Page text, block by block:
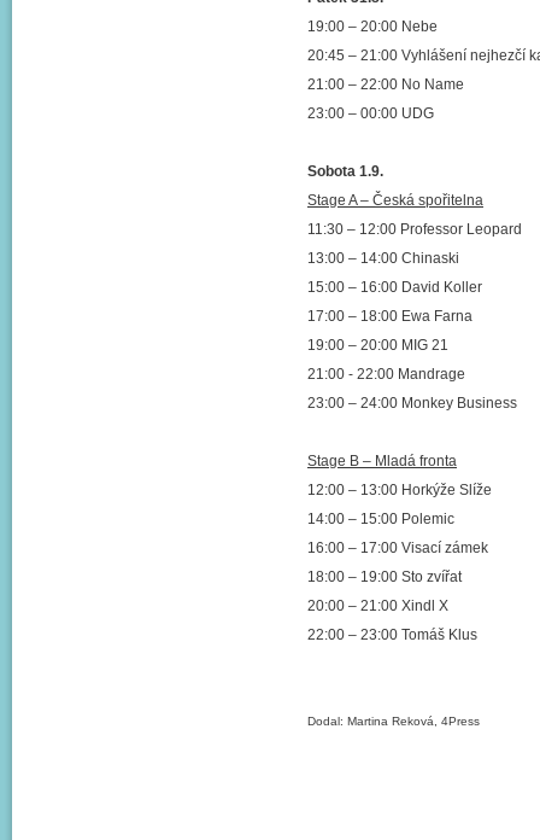
19:00 – 20:00 Nebe
20:45 – 21:00 Vyhlášení nejhezčí
21:00 – 22:00 No Name
23:00 – 00:00 UDG
Sobota 1.9.
Stage A – Česká spořitelna
11:30 – 12:00 Professor Leopard
13:00 – 14:00 Chinaski
15:00 – 16:00 David Koller
17:00 – 18:00 Ewa Farna
19:00 – 20:00 MIG 21
21:00 - 22:00 Mandrage
23:00 – 24:00 Monkey Business
Stage B – Mladá fronta
12:00 – 13:00 Horkýže Slíže
14:00 – 15:00 Polemic
16:00 – 17:00 Visací zámek
18:00 – 19:00 Sto zvířat
20:00 – 21:00 Xindl X
22:00 – 23:00 Tomáš Klus
Dodal: Martina Reková, 4Press